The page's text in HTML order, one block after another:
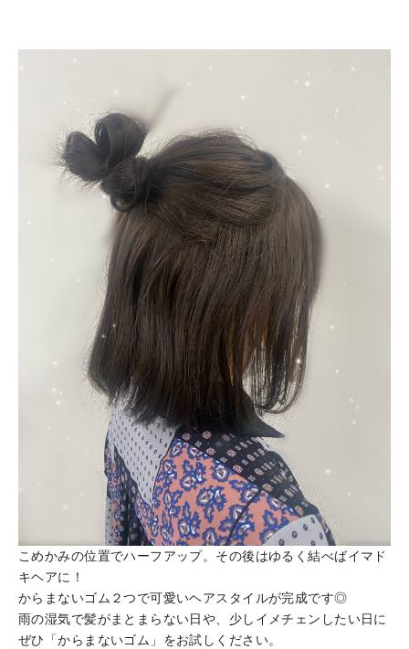
こめかみの位置でハーフアップ。その後はゆるく結べばイマド
キヘアに！
からまないゴム２つで可愛いヘアスタイルが完成です◎
雨の湿気で髪がまとまらない日や、少しイメチェンしたい日に
ぜひ「からまないゴム」をお試しください。